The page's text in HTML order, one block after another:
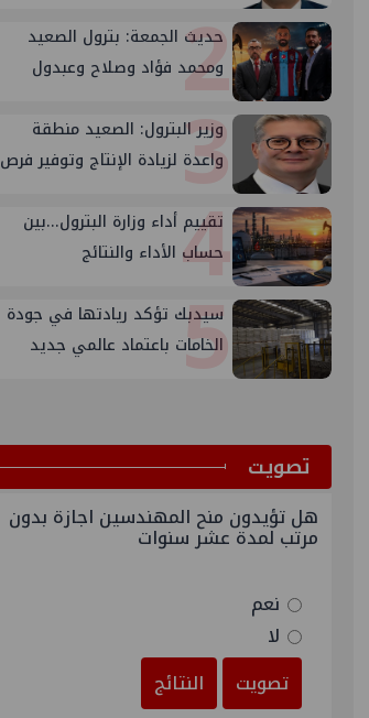
2
حديث الجمعة: بترول الصعيد
ومحمد فؤاد وصلاح وعبدول
3
وزير البترول: الصعيد منطقة
واعدة لزيادة الإنتاج وتوفير فرص
4
تقييم أداء وزارة البترول...بين
حساب الأداء والنتائج
5
سيدبك تؤكد ريادتها في جودة
الخامات باعتماد عالمي جديد
ﺗﺼﻮﻳﺖ
هل تؤيدون منح المهندسين اجازة بدون
مرتب لمدة عشر سنوات
نعم
لا
تصويت
النتائج